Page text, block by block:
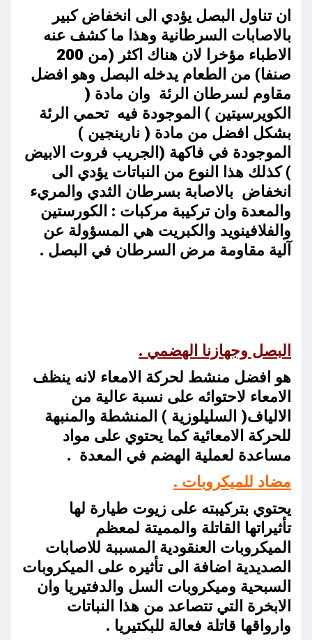
ان تناول البصل يؤدي الى انخفاض كبير
بالاصابات السرطانية وهذا ما كشف عنه
الاطباء مؤخرا لان هناك اكثر (من 200
صنفا) من الطعام يدخله البصل وهو افضل
مقاوم لسرطان الرئة وان مادة (
الكويرسيتين ) الموجودة فيه تحمي الرئة
بشكل افضل من مادة ( نارينجين )
الموجودة في فاكهة (الجريب فروت الابيض
) كذلك هذا النوع من النباتات يؤدي الى
انخفاض بالاصابة بسرطان الثدي والمريء
والمعدة وان تركيبة مركبات : الكورستين
والفلافينويد والكبريت هي المسؤولة عن
آلية مقاومة مرض السرطان في البصل .
البصل وجهازنا الهضمي .
هو افضل منشط لحركة الامعاء لانه ينظف
الامعاء لاحتوائه على نسبة عالية من
الالياف( السليلوزية ) المنشطة والمنبهة
للحركة الامعائية كما يحتوي على مواد
مساعدة لعملية الهضم في المعدة .
مضاد للميكروبات .
يحتوي بتركيبته على زيوت طيارة لها
تأثيراتها القاتلة والمميتة لمعظم
الميكروبات العنقودية المسببة للاصابات
الصديدية اضافة الى تأثيره على الميكروبات
السبحية وميكروبات السل والدفتيريا وان
الابخرة التي تتصاعد من هذا النباتات
وارواقها قاتلة فعالة للبكتيريا .